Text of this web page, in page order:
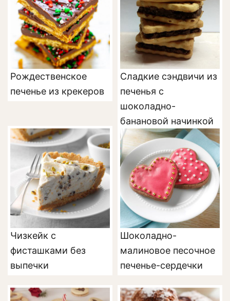
Рождественское
печенье из крекеров
Сладкие сэндвичи из
печенья с
шоколадно-
банановой начинкой
Чизкейк с
фисташками без
выпечки
Шоколадно-
малиновое песочное
печенье-сердечки